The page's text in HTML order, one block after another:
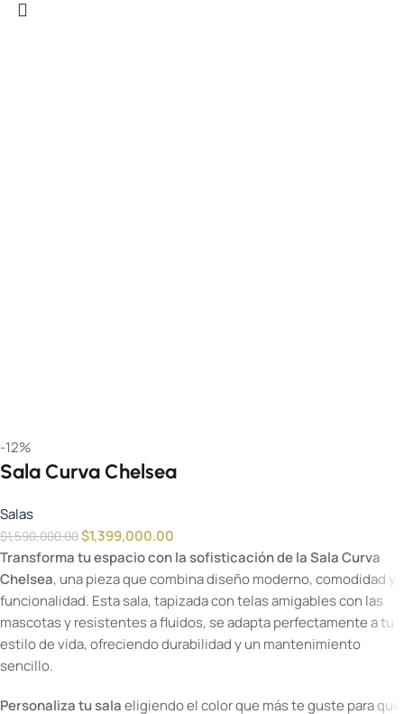
-12%
Sala Curva Chelsea
Salas
$1,590,000.00$1,399,000.00
Transforma tu espacio con la sofisticación de la Sala Curva
Chelsea, una pieza que combina diseño moderno, comodidad y
funcionalidad. Esta sala, tapizada con telas amigables con las
mascotas y resistentes a fluidos, se adapta perfectamente a tu
estilo de vida, ofreciendo durabilidad y un mantenimiento
sencillo.
Personaliza tu salaeligiendo el color que más te guste para que